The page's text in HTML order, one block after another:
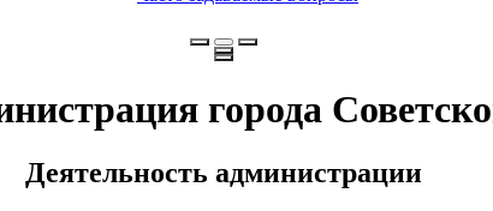
города
Деятельность администрации